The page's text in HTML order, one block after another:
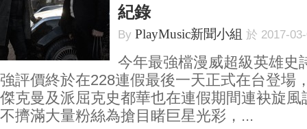
紀錄
By PlayMusic新聞小組 於 2017-
今年最強檔漫威超級英雄史
強評價終於在228連假最後一天正式在台登場
傑克曼及派屈克史都華也在連假期間連袂旋
不擠滿大量粉絲為搶目睹巨星光彩，...